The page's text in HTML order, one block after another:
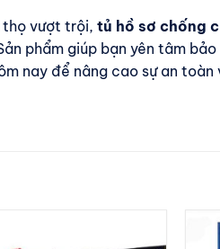
thọ vượt trội, tủ hồ sơ chống
phẩm giúp bạn yên tâm
nay để nâng cao sự an toàn